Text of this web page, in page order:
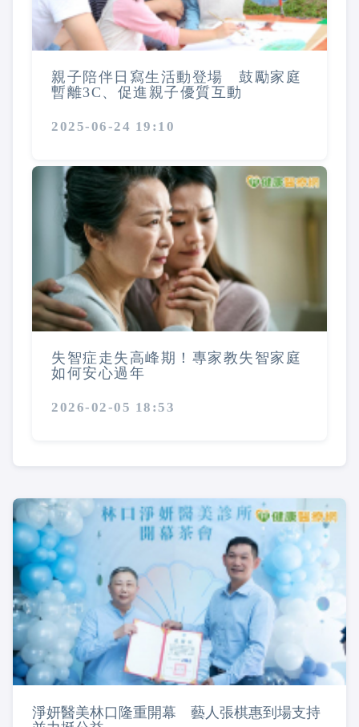
親子陪伴日寫生活動登場 鼓勵家庭
暫離3C、促進親子優質互動
2025-06-24 19:10
失智症走失高峰期！專家教失智家庭
如何安心過年
2026-02-05 18:53
淨妍醫美林口隆重開幕 藝人張棋惠到場支持